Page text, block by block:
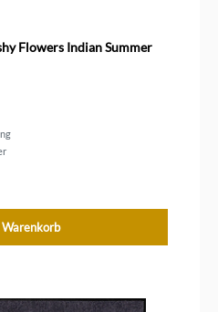
Flowers Indian Summer
Warenkorb